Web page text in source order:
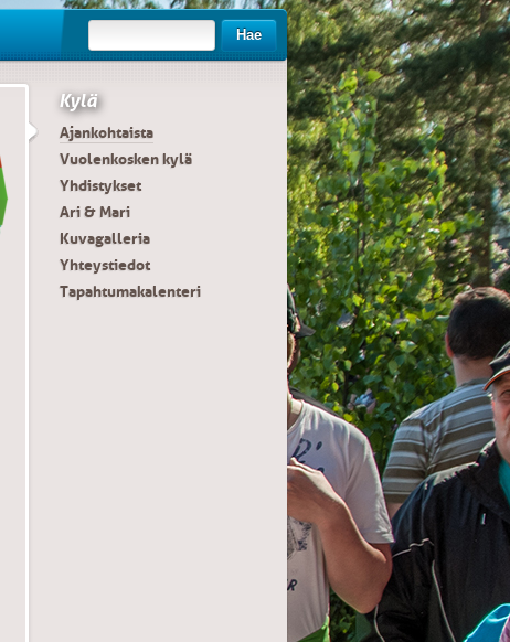
Hae
Kylä
Ajankohtaista
Vuolenkosken kylä
Yhdistykset
Ari & Mari
Kuvagalleria
Yhteystiedot
Tapahtumakalenteri